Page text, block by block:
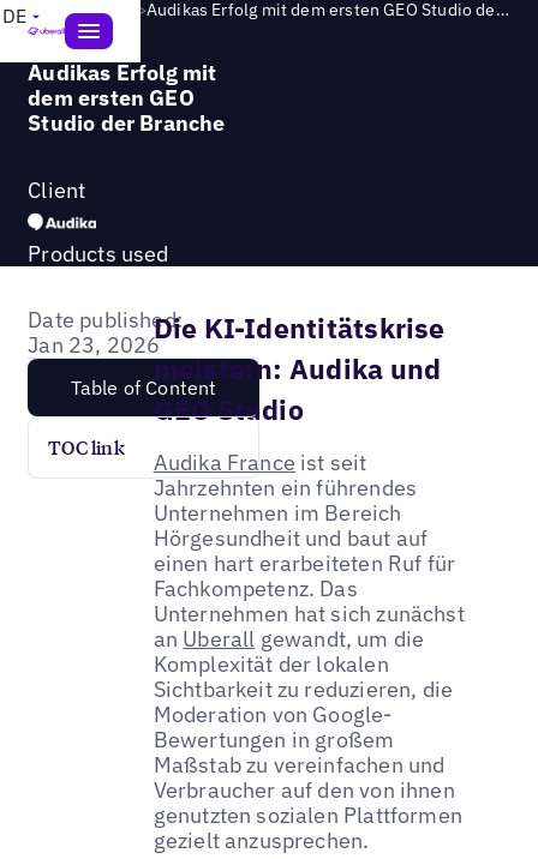
DE Success Story > Audikas Erfolg mit dem ersten GEO Studio der Branche
Audikas Erfolg mit
dem ersten GEO
Studio der Branche
Client
Products used
Date published:
Jan 23, 2026
Table of Content
TOC link
Die KI-Identitätskrise
meistern: Audika und
GEO Studio
Audika France ist seit
Jahrzehnten ein führendes
Unternehmen im Bereich
Hörgesundheit und baut auf
einen hart erarbeiteten Ruf für
Fachkompetenz. Das
Unternehmen hat sich zunächst
an Uberall gewandt, um die
Komplexität der lokalen
Sichtbarkeit zu reduzieren, die
Moderation von Google-
Bewertungen in großem
Maßstab zu vereinfachen und
Verbraucher auf den von ihnen
genutzten sozialen Plattformen
gezielt anzusprechen.